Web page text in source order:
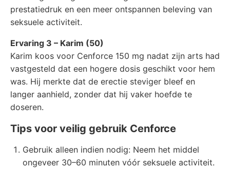
prestatiedruk en een meer ontspannen beleving van
seksuele activiteit.
Ervaring 3 – Karim (50)
Karim koos voor Cenforce 150 mg nadat zijn arts had
vastgesteld dat een hogere dosis geschikt voor hem
was. Hij merkte dat de erectie steviger bleef en
langer aanhield, zonder dat hij vaker hoefde te
doseren.
Tips voor veilig gebruik Cenforce
Gebruik alleen indien nodig: Neem het middel
ongeveer 30–60 minuten vóór seksuele activiteit.